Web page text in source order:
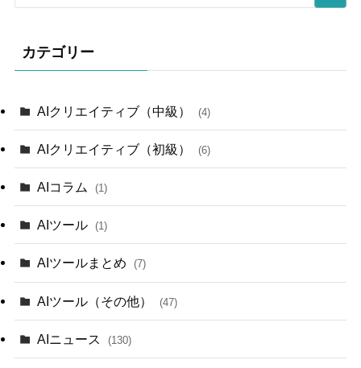
カテゴリー
AIクリエイティブ（中級） (4)
AIクリエイティブ（初級） (6)
AIコラム (1)
AIツール (1)
AIツールまとめ (7)
AIツール（その他） (47)
AIニュース (130)